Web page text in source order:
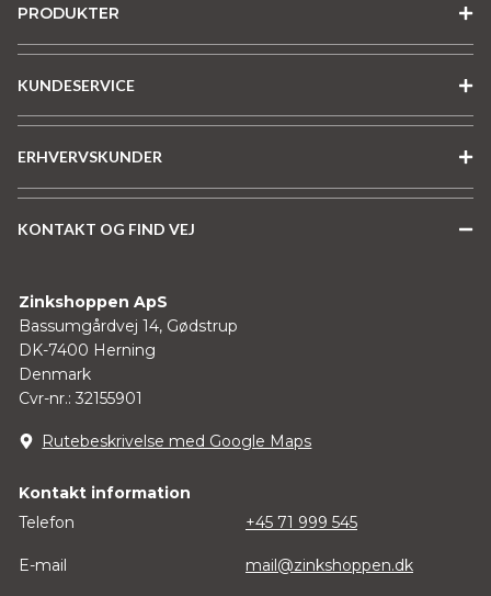
PRODUKTER
KUNDESERVICE
ERHVERVSKUNDER
KONTAKT OG FIND VEJ
Zinkshoppen ApS
Bassumgårdvej 14, Gødstrup
DK-7400 Herning
Denmark
Cvr-nr.: 32155901
Rutebeskrivelse med Google Maps
Kontakt information
Telefon
E-mail
+45 71 999 545
mail@zinkshoppen.dk